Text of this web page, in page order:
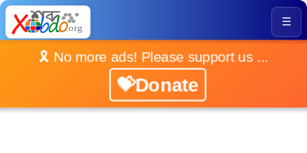
☰
🎗️ No more ads! Please support us ...
💝Donate